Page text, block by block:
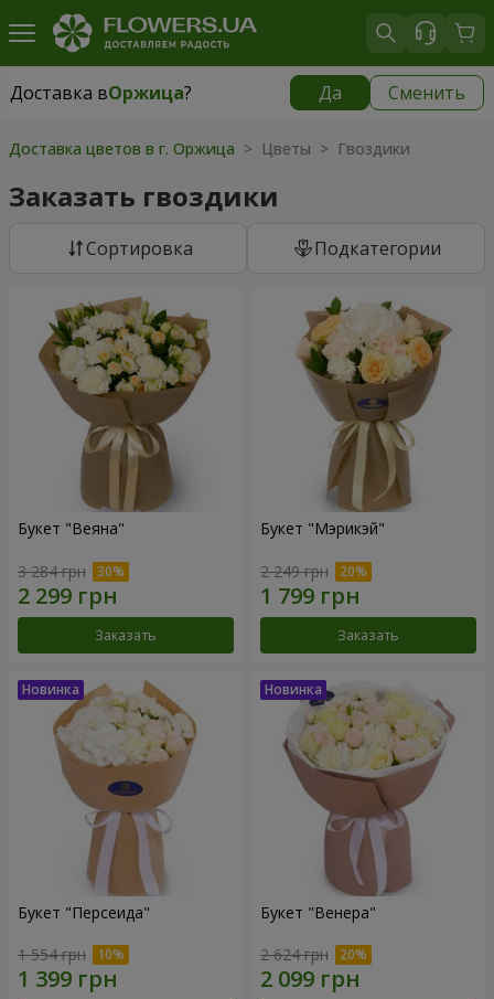
Доставка вОржица? Да Сменить
Доставка вОржица|
Доставка цветов в г. Оржица > Цветы > Гвоздики
Заказать гвоздики
Cортировка Подкатегории
Букет "Веяна"
3 284 грн
Заказать
Букет "Мэрикэй"
2 249 грн
Заказать
Букет "Персеида"
1 554 грн
Букет "Венера"
2 624 грн